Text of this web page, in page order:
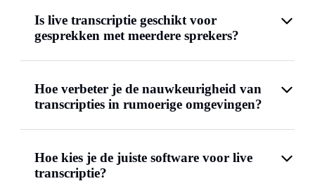
Is live transcriptie geschikt voor
gesprekken met meerdere sprekers?
Hoe verbeter je de nauwkeurigheid van
transcripties in rumoerige omgevingen?
Hoe kies je de juiste software voor live
transcriptie?